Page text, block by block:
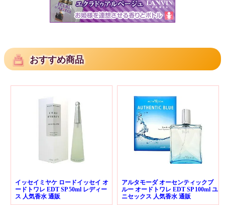
おすすめ商品
イッセイミヤケ ロードイッセイ オ
ードトワレ EDT SP 50ml レディー
ス 人気香水 通販
アルタモーダ オーセンティックブ
ルー オードトワレ EDT SP 100ml ユ
ニセックス 人気香水 通販